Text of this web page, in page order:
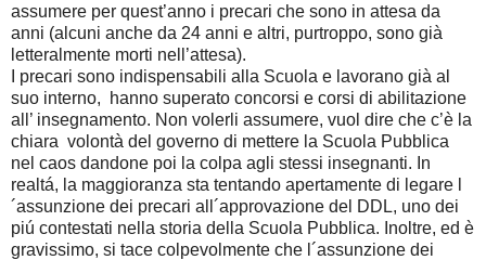
assumere per quest’anno i precari che sono in attesa da
anni (alcuni anche da 24 anni e altri, purtroppo, sono già
letteralmente morti nell’attesa).
I precari sono indispensabili alla Scuola e lavorano già al
suo interno, hanno superato concorsi e corsi di abilitazione
all’ insegnamento. Non volerli assumere, vuol dire che c’è la
chiara volontà del governo di mettere la Scuola Pubblica
nel caos dandone poi la colpa agli stessi insegnanti. In
realtá, la maggioranza sta tentando apertamente di legare l
´assunzione dei precari all´approvazione del DDL, uno dei
piú contestati nella storia della Scuola Pubblica. Inoltre, ed è
gravissimo, si tace colpevolmente che l´assunzione dei